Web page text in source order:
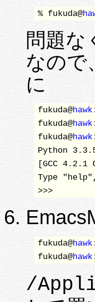
% fukuda@
問題な
なので
に
fukuda@hawk
fukuda@hawk
fukuda@hawk
Python
[GCC
Type
>>>
fukuda@hawk
fukuda@hawk
/